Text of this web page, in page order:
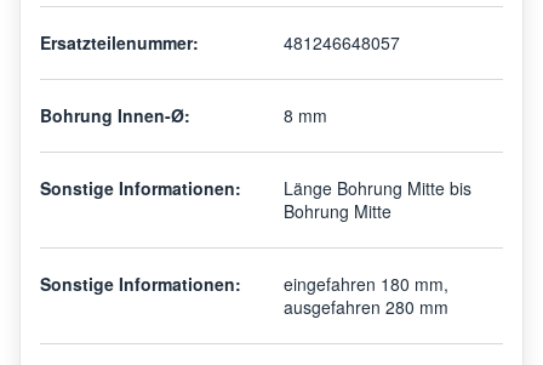
Ersatzteilenummer: 481246648057
Bohrung Innen-Ø: 8 mm
Sonstige Informationen:
Länge Bohrung Mitte bis
Bohrung Mitte
Sonstige Informationen:
eingefahren 180 mm,
ausgefahren 280 mm